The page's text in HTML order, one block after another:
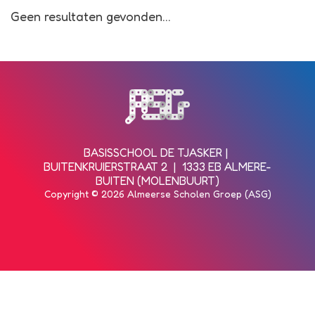
Geen resultaten gevonden...
Bezoek de homepagina van de
BASISSCHOOL DE TJASKER
BUITENKRUIERSTRAAT 2
1333 EB ALMERE-
BUITEN (MOLENBUURT)
Copyright © 2026 Almeerse Scholen Groep (ASG)